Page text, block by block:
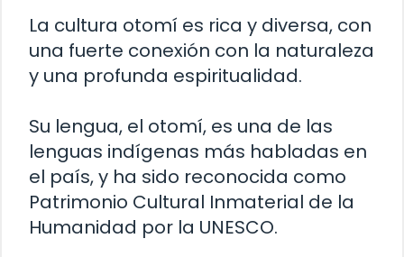
La cultura otomí es rica y diversa, con
una fuerte conexión con la naturaleza
y una profunda espiritualidad.
Su lengua, el otomí, es una de las
lenguas indígenas más habladas en
el país, y ha sido reconocida como
Patrimonio Cultural Inmaterial de la
Humanidad por la UNESCO.